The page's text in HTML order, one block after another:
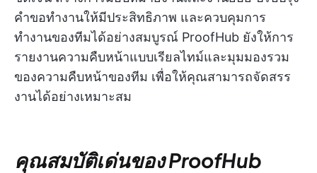
คำขอทำงานให้มีประสิทธิภาพ และควบคุมการ
ทำงานของทีมได้อย่างสมบูรณ์ ProofHub ยังให้การ
รายงานความคืบหน้าแบบเรียลไทม์และมุมมองรวม
ของความคืบหน้าของทีม เพื่อให้คุณสามารถจัดสรร
งานได้อย่างเหมาะสม
คุณสมบัติเด่นของ ProofHub